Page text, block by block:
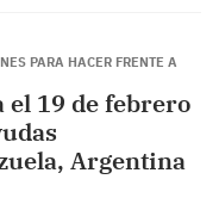
PARA HACER FRENTE A
19 de febrero
Argentina